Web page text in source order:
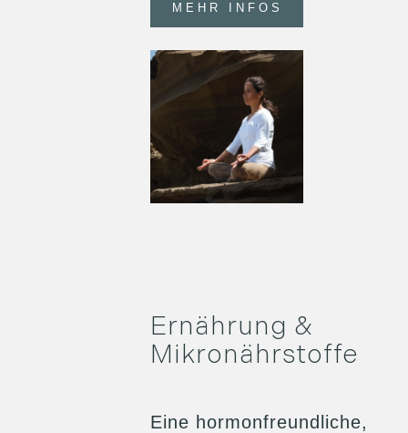
MEHR INFOS
Ernährung &
Mikronährstoffe
Eine hormonfreundliche,